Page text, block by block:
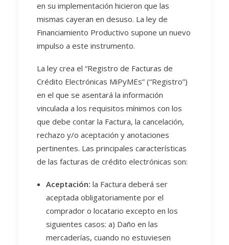
en su implementación hicieron que las
mismas cayeran en desuso. La ley de
Financiamiento Productivo supone un nuevo
impulso a este instrumento.
La ley crea el “Registro de Facturas de
Crédito Electrónicas MiPyMEs” (“Registro”)
en el que se asentará la información
vinculada a los requisitos mínimos con los
que debe contar la Factura, la cancelación,
rechazo y/o aceptación y anotaciones
pertinentes. Las principales características
de las facturas de crédito electrónicas son:
Aceptación: la Factura deberá ser
aceptada obligatoriamente por el
comprador o locatario excepto en los
siguientes casos: a) Daño en las
mercaderías, cuando no estuviesen